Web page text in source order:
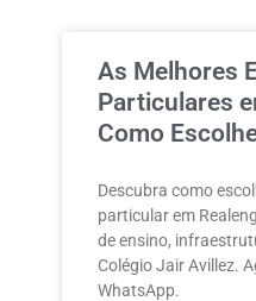
As Melhores
Particulares
Como
Descubra como
particular em
de ensino,
Colégio Jair Avillez.
WhatsApp.